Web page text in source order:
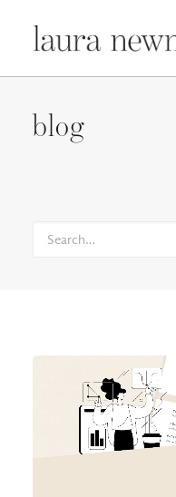
PORTFOLIO
PREMADES
NEWS
MERCH
ÜBER MICH
DESIGN FAQ
PRESSEMATERIAL
blog